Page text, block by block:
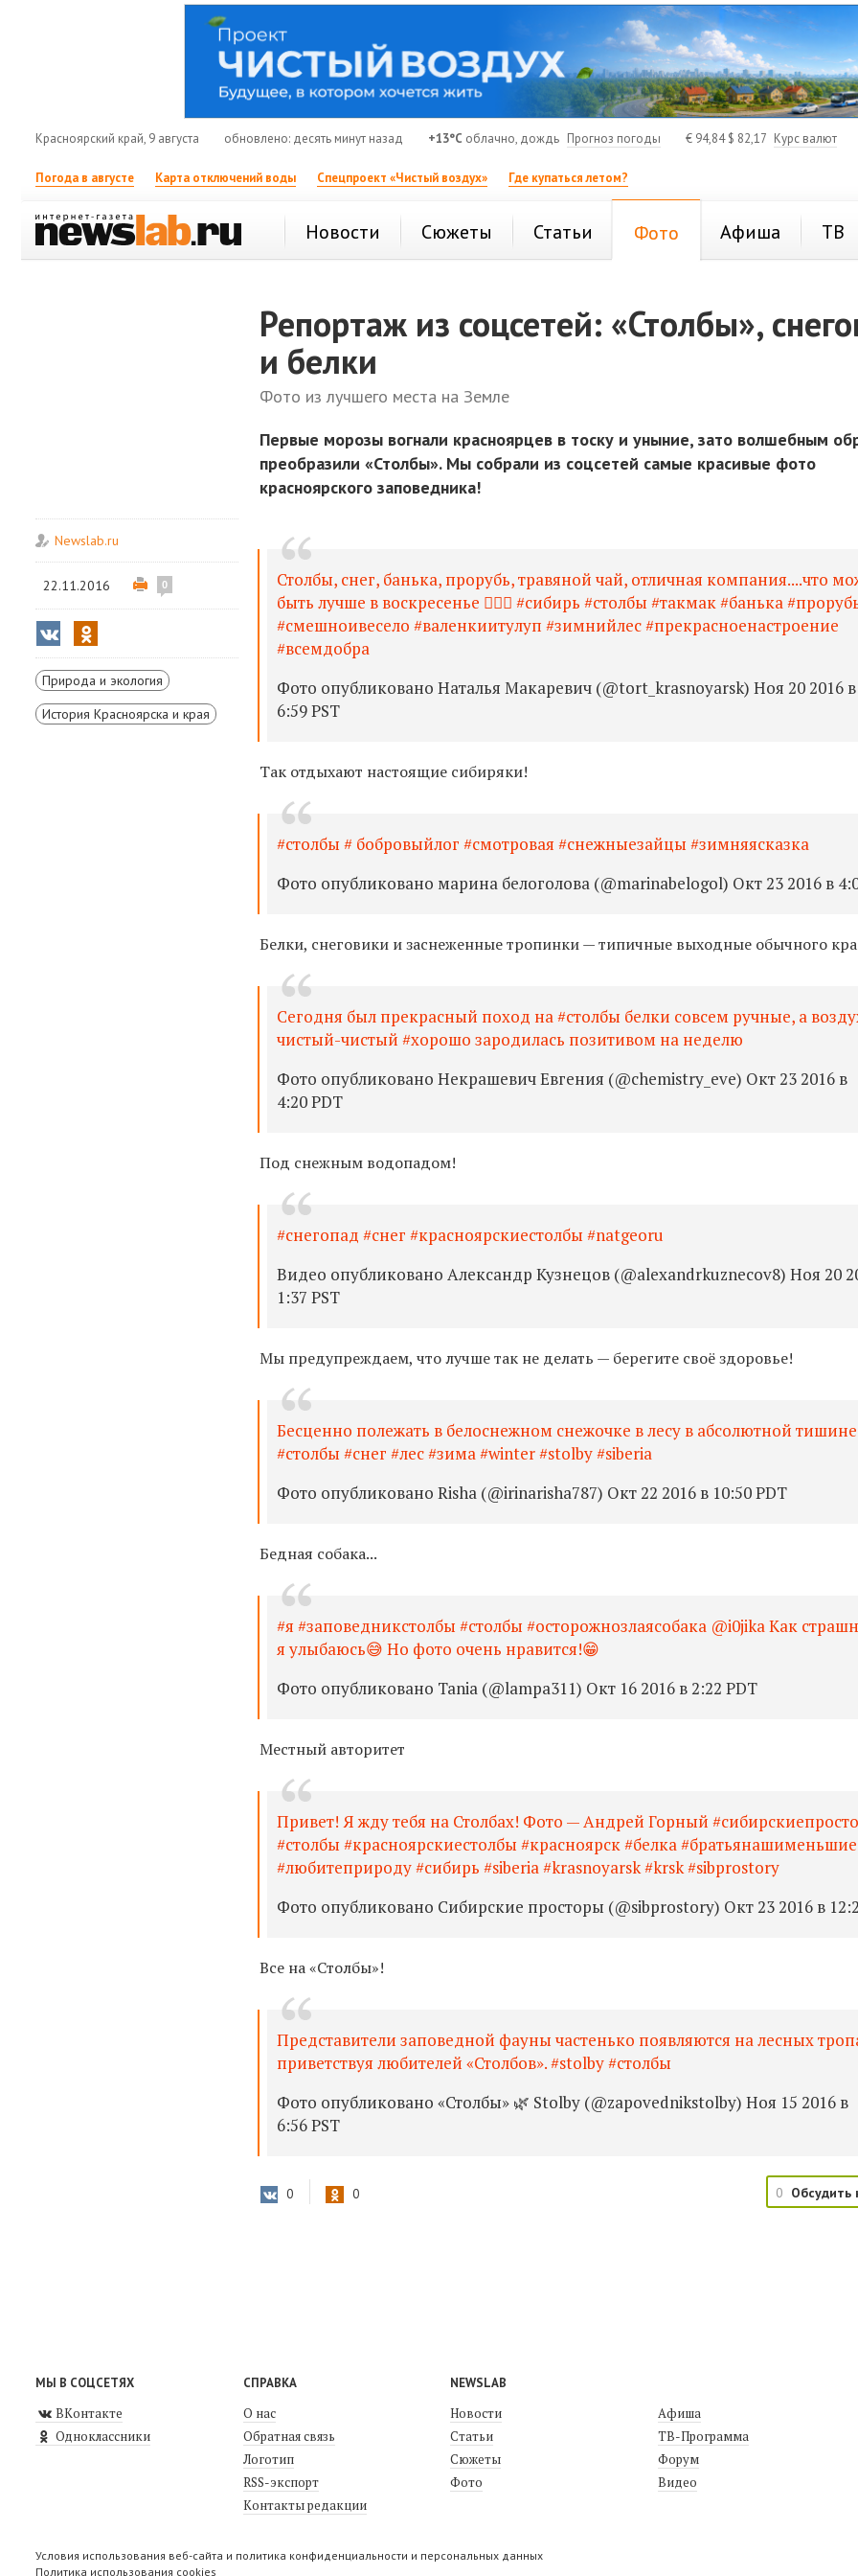
Красноярский край, 9 августа обновлено: десять минут назад +13°C облачно, дождь Прогноз погоды € 94,84$ 82,17 Курс валют
Погода в августе Карта отключений воды Спецпроект «Чистый воздух» Где купаться летом?
Новости Сюжеты Статьи Фото Афиша ТВ
Репортаж из соцсетей: «Столбы»,
и белки
Фото из лучшего места на Земле
Первые морозы вогнали красноярцев в тоску и уныние, зато волшебным
преобразили «Столбы». Мы собрали из соцсетей самые красивые фото
красноярского заповедника!
Newslab.ru
22.11.2016 0
Природа и экология
История Красноярска и края
Столбы, снег, банька, прорубь, травяной чай, отличная компания....что
быть лучше в воскресенье 👌🏻🙂 #сибирь #столбы #такмак #банька
#смешноивесело #валенкиитулуп #зимнийлес #прекрасноенастроение
#всемдобра
Фото опубликовано Наталья Макаревич (@tort_krasnoyarsk) Ноя 20 2016 в
6:59 PST
Так отдыхают настоящие сибиряки!
#столбы # бобровыйлог #смотровая #снежныезайцы #зимняясказка
Фото опубликовано марина белоголова (@marinabelogol) Окт 23 2016 в
Белки, снеговики и заснеженные тропинки — типичные выходные обычного
Сегодня был прекрасный поход на #столбы белки совсем ручные, а
чистый-чистый #хорошо зародилась позитивом на неделю
Фото опубликовано Некрашевич Евгения (@chemistry_eve) Окт 23 2016 в
4:20 PDT
Под снежным водопадом!
#снегопад #снег #красноярскиестолбы #natgeoru
Видео опубликовано Александр Кузнецов (@alexandrkuznecov8) Ноя 20
1:37 PST
Мы предупреждаем, что лучше так не делать — берегите своё здоровье!
Бесценно полежать в белоснежном снежочке в лесу в абсолютной
#столбы #снег #лес #зима #winter #stolby #siberia
Фото опубликовано Risha (@irinarisha787) Окт 22 2016 в 10:50 PDT
Бедная собака...
#я #заповедникстолбы #столбы #осторожнозлаясобака @i0jika Как
я улыбаюсь😅 Но фото очень нравится!😁
Фото опубликовано Tania (@lampa311) Окт 16 2016 в 2:22 PDT
Местный авторитет
Привет! Я жду тебя на Столбах! Фото — Андрей Горный
#столбы #красноярскиестолбы #красноярск #белка #братьянашименьшие
#любитеприроду #сибирь #siberia #krasnoyarsk #krsk #sibprostory
Фото опубликовано Сибирские просторы (@sibprostory) Окт 23 2016 в
Все на «Столбы»!
Представители заповедной фауны частенько появляются на лесных
приветствуя любителей «Столбов». #stolby #столбы
Фото опубликовано «Столбы» 🌿 Stolby (@zapovednikstolby) Ноя 15 2016 в
6:56 PST
0 0 0 Обсудить
МЫ В СОЦСЕТЯХ
ВКонтакте
Одноклассники
СПРАВКА
О нас
Обратная связь
Логотип
RSS-экспорт
Контакты редакции
NEWSLAB
Новости
Статьи
Сюжеты
Фото
Афиша
ТВ-Программа
Форум
Видео
Условия использования веб-сайта и политика конфиденциальности и персональных данных
Политика использования cookies